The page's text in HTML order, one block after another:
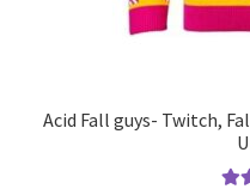
Acid Fall guys- Twitch,